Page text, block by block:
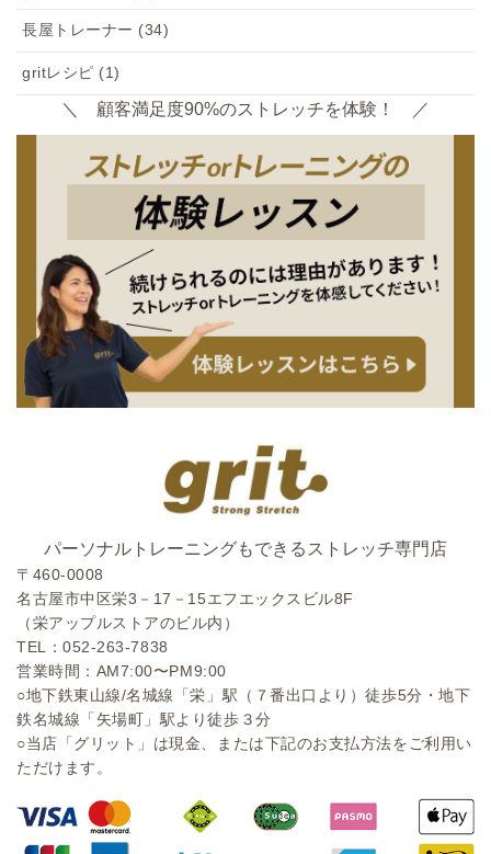
長屋トレーナー (34)
gritレシピ (1)
＼ 顧客満足度90%のストレッチを体験！ ／
パーソナルトレーニングもできるストレッチ専門店
〒460-0008
名古屋市中区栄3－17－15エフエックスビル8F
（栄アップルストアのビル内）
TEL：052-263-7838
営業時間：AM7:00〜PM9:00
○地下鉄東山線/名城線「栄」駅（７番出口より）徒歩5分・地下
鉄名城線「矢場町」駅より徒歩３分
○当店「グリット」は現金、または下記のお支払方法をご利用い
ただけます。